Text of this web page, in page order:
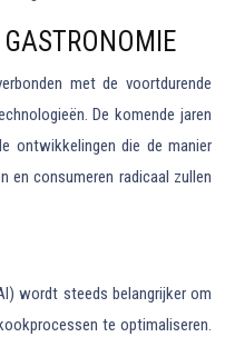
met de voortdurende
De komende jaren
ontwikkelingen die de manier
en consumeren radicaal zullen
wordt steeds belangrijker om
te optimaliseren.